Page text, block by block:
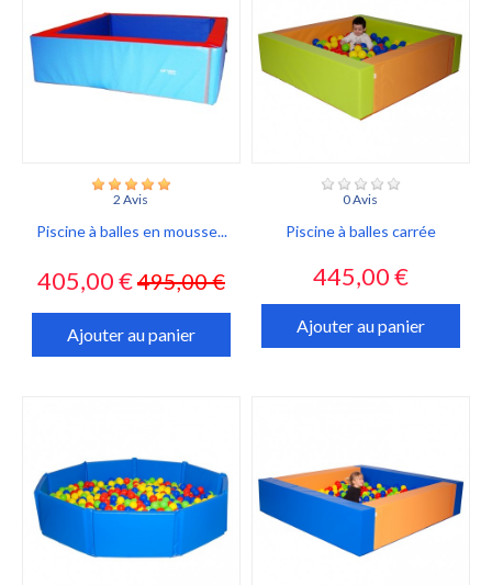
2 Avis
Piscine à balles en mousse...
Prix
405,00 €Prix
habituel
495,00 €
Ajouter au panier
0 Avis
Piscine à balles carrée
Prix
445,00 €
Ajouter au panier